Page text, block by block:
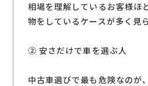
相場を理解しているお客様ほ
物をしているケースが多く見
② 安さだけで車を選ぶ人
中古車選びで最も危険なのが